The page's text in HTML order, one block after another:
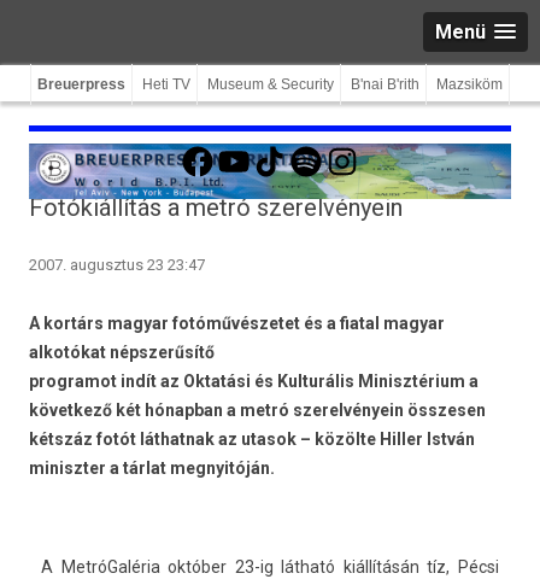
Menü
Breuerpress Heti TV Museum & Security B'nai B'rith Mazsiköm
Facebook
YouTube
TikTokSpotifyInstagram
Fotókiállítás a metró szerelvényein
2007. augusztus 23 23:47
A kortárs magyar fotóművészetet és a fiatal magyar
alkotókat népszerűsítő
programot indít az Oktatási és Kulturális Minisztérium a
következő két hónapban a metró szerelvényein összesen
kétszáz fotót láthatnak az utasok – közölte Hiller István
miniszter a tárlat megnyitóján.
A MetróGaléria október 23-ig látható kiállításán tíz, Pécsi